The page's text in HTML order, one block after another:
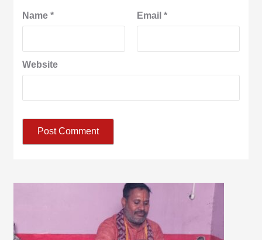
Name* Email *
Website